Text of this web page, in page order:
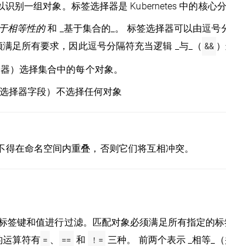
别一组对象。标签选择器是 Kubernetes 中的核心分
相等性的和 _基于集合的_。 标签选择器可以由逗号
足所有要求，因此逗号分隔符充当逻辑 _与_（ &&
）选择集合中的每个对象。
择器字段）不选择任何对象
得在命名空间内重叠，否则它们将互相冲突。
签键和值进行过滤。匹配对象必须满足所有指定的
运算符有 = 、 == 和 ！= 三种。 前两个表示 _相等_